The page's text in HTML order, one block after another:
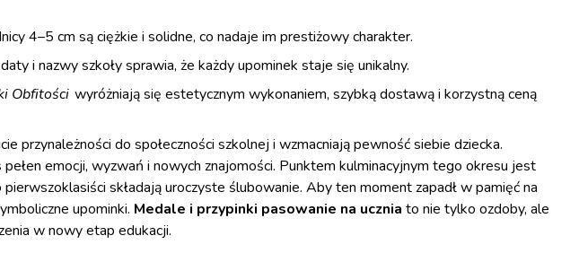
4–5 cm są ciężkie i solidne, co nadaje im prestiżowy charakter.
i nazwy szkoły sprawia, że każdy upominek staje się unikalny.
Obfitości wyróżniają się estetycznym wykonaniem, szybką dostawą i korzystną ceną
przynależności do społeczności szkolnej i wzmacniają pewność siebie dziecka.
emocji, wyzwań i nowych znajomości. Punktem kulminacyjnym tego okresu jest
składają uroczyste ślubowanie. Aby ten moment zapadł w pamięć na
upominki. Medale i przypinki pasowanie na ucznia to nie tylko ozdoby, ale
w nowy etap edukacji.